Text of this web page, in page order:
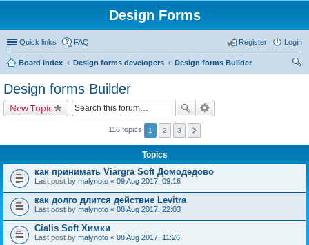
Design Forms
Quick links FAQ Login
Register
Board index Design forms developers
Design forms Builder
Design forms Builder
New Topic
116 topics 1 2 3
Topics
как принимать Viargra Soft Домодедово
Last post by malynoto « 09 Aug 2017, 09:16
как долго длится действие Levitra
Last post by malynoto « 08 Aug 2017, 22:03
Cialis Soft Химки
Last post by malynoto « 08 Aug 2017, 11:26